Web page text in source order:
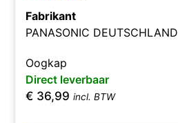
Fabrikant
PANASONIC DEUTSCHLAND
Oogkap
Direct leverbaar
€ 36,99 incl. BTW